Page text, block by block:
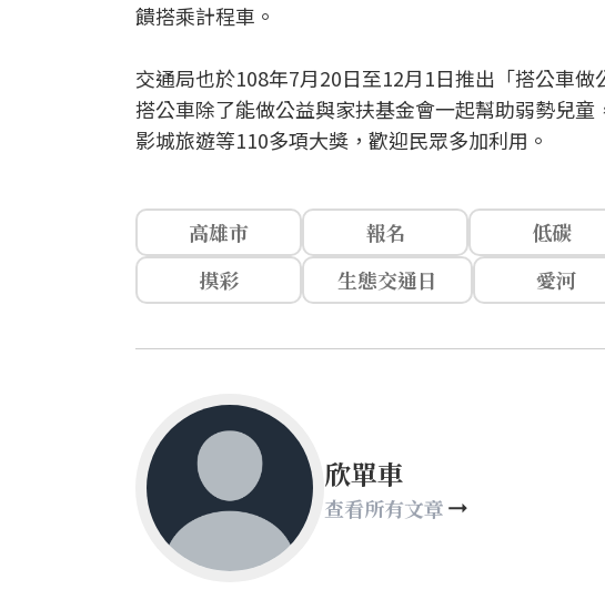
饋搭乘計程車。
交通局也於108年7月20日至12月1日推出「搭公車
搭公車除了能做公益與家扶基金會一起幫助弱勢兒
影城旅遊等110多項大獎，歡迎民眾多加利用。
高雄市 報名 低碳
摸彩
生態交通日 愛河
欣單車
查看所有文章